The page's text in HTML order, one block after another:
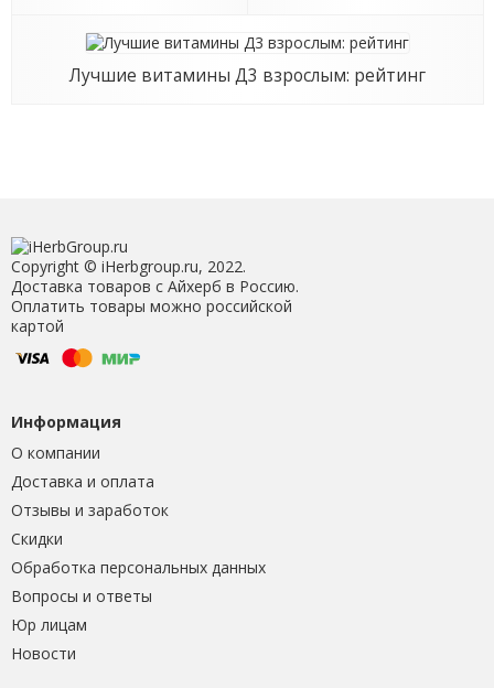
Лучшие витамины Д3 взрослым: рейтинг
Copyright © iHerbgroup.ru, 2022.
Доставка товаров с Айхерб в Россию.
Оплатить товары можно российской
картой
Информация
О компании
Доставка и оплата
Отзывы и заработок
Скидки
Обработка персональных данных
Вопросы и ответы
Юр лицам
Новости